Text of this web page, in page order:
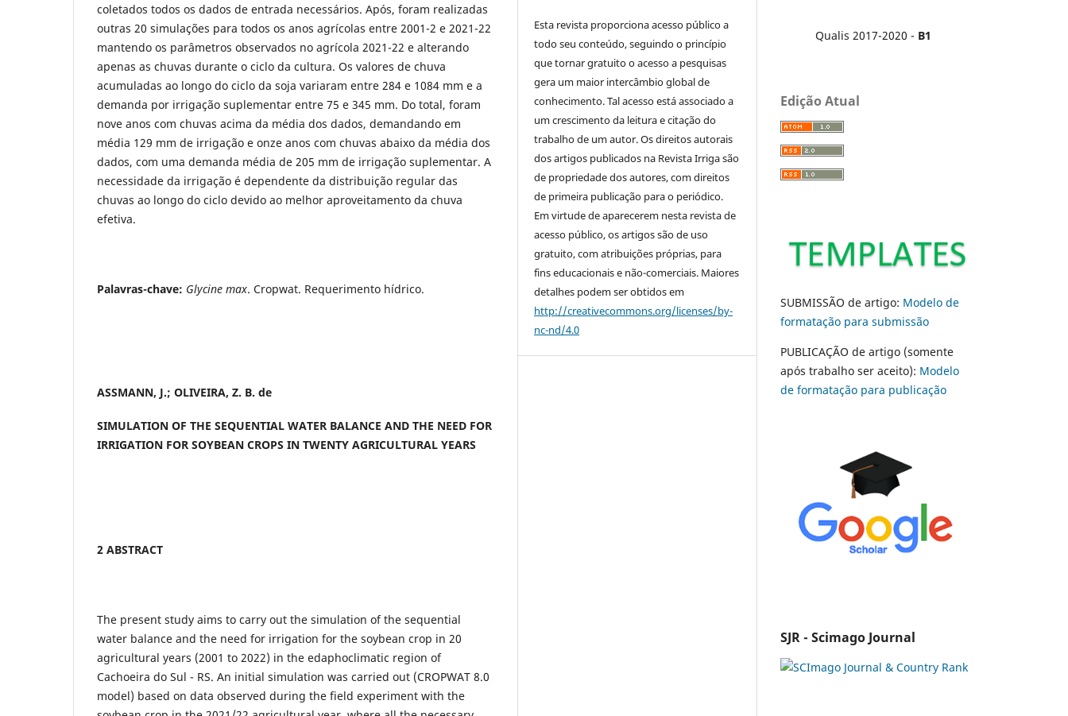
coletados todos os dados de entrada necessários. Após, foram realizadas
outras 20 simulações para todos os anos agrícolas entre 2001-2 e 2021-22
mantendo os parâmetros observados no agrícola 2021-22 e alterando
apenas as chuvas durante o ciclo da cultura. Os valores de chuva
acumuladas ao longo do ciclo da soja variaram entre 284 e 1084 mm e a
demanda por irrigação suplementar entre 75 e 345 mm. Do total, foram
nove anos com chuvas acima da média dos dados, demandando em
média 129 mm de irrigação e onze anos com chuvas abaixo da média dos
dados, com uma demanda média de 205 mm de irrigação suplementar. A
necessidade da irrigação é dependente da distribuição regular das
chuvas ao longo do ciclo devido ao melhor aproveitamento da chuva
efetiva.
Palavras-chave: Glycine max. Cropwat. Requerimento hídrico.
ASSMANN, J.; OLIVEIRA, Z. B. de
SIMULATION OF THE SEQUENTIAL WATER BALANCE AND THE NEED FOR
IRRIGATION FOR SOYBEAN CROPS IN TWENTY AGRICULTURAL YEARS
2 ABSTRACT
The present study aims to carry out the simulation of the sequential
water balance and the need for irrigation for the soybean crop in 20
agricultural years (2001 to 2022) in the edaphoclimatic region of
Cachoeira do Sul - RS. An initial simulation was carried out (CROPWAT 8.0
model) based on data observed during the field experiment with the
Esta revista proporciona acesso público a
todo seu conteúdo, seguindo o princípio
que tornar gratuito o acesso a pesquisas
gera um maior intercâmbio global de
conhecimento. Tal acesso está associado a
um crescimento da leitura e citação do
trabalho de um autor. Os direitos autorais
dos artigos publicados na Revista Irriga são
de propriedade dos autores, com direitos
de primeira publicação para o periódico.
Em virtude de aparecerem nesta revista de
acesso público, os artigos são de uso
gratuito, com atribuições próprias, para
fins educacionais e não-comerciais. Maiores
detalhes podem ser obtidos em
http://creativecommons.org/licenses/by-
nc-nd/4.0
Qualis 2017-2020 - B1
Edição Atual
SUBMISSÃO de artigo: Modelo de
formatação para submissão
PUBLICAÇÃO de artigo (somente
após trabalho ser aceito): Modelo
de formatação para publicação
SJR - Scimago Journal